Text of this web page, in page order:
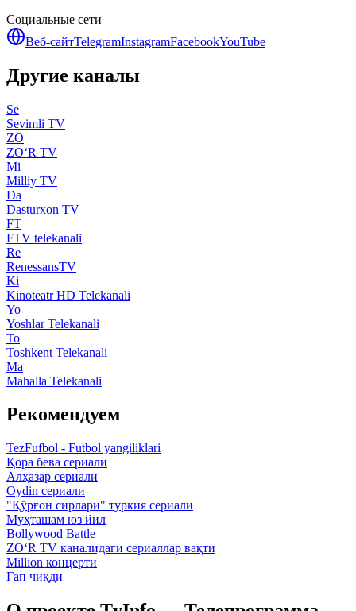
Социальные сети
Веб-сайтTelegramInstagramFacebookYouTube
Другие каналы
Se
Sevimli TV
ZO
ZO‘R TV
Mi
Milliy TV
Da
Dasturxon TV
FT
FTV telekanali
Re
RenessansTV
Ki
Kinoteatr HD Telekanali
Yo
Yoshlar Telekanali
To
Toshkent Telekanali
Ma
Mahalla Telekanali
Рекомендуем
TezFufbol - Futbol yangiliklari
Қора бева сериали
Алҳазар сериали
Oydin сериали
"Қўрғон сирлари" туркия сериали
Муҳташам юз йил
Bollywood Battle
ZO‘R TV каналидаги сериаллар вақти
Million концерти
Гап чиқди